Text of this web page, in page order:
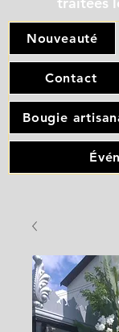
Nouveauté
Contact
Bougie